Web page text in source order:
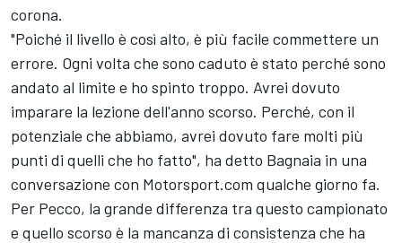
corona.
"Poiché il livello è così alto, è più facile commettere un
errore. Ogni volta che sono caduto è stato perché sono
andato al limite e ho spinto troppo. Avrei dovuto
imparare la lezione dell'anno scorso. Perché, con il
potenziale che abbiamo, avrei dovuto fare molti più
punti di quelli che ho fatto", ha detto Bagnaia in una
conversazione con Motorsport.com qualche giorno fa.
Per Pecco, la grande differenza tra questo campionato
e quello scorso è la mancanza di consistenza che ha